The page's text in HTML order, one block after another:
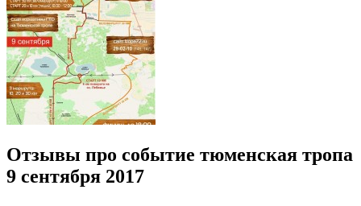
Отзывы про событие тюменская тропа
9 сентября 2017